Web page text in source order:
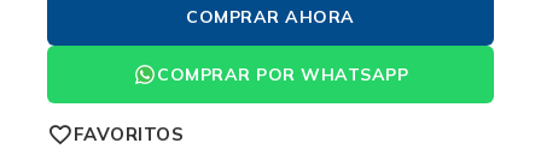
COMPRAR AHORA
COMPRAR POR WHATSAPP
FAVORITOS